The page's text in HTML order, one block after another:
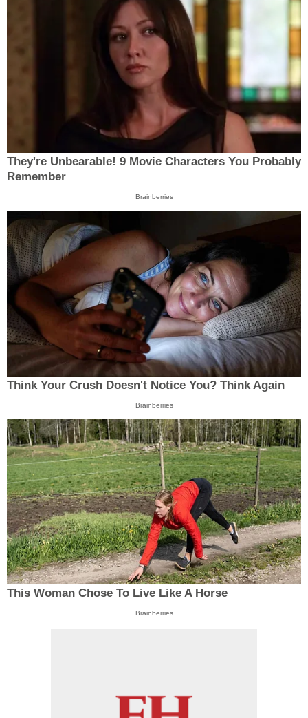
They're Unbearable! 9 Movie Characters You Probably
Remember
Brainberries
Think Your Crush Doesn't Notice You? Think Again
Brainberries
This Woman Chose To Live Like A Horse
Brainberries